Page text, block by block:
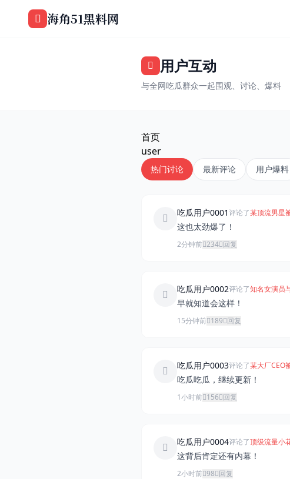
跳过导航
海角51黑料网
用户互动
与全网吃瓜群众一起围观、讨论、爆料
首页
user
热门讨论 最新评论 用户爆料
吃瓜用户0001评论了某顶流男星
这也太劲爆了！
2分钟前 234 回复
吃瓜用户0002评论了知名女演员
早就知道会这样！
15分钟前 189 回复
吃瓜用户0003评论了某大厂CEO
吃瓜吃瓜，继续更新！
1小时前 156 回复
吃瓜用户0004评论了顶级流量小
这背后肯定还有内幕！
2小时前 98 回复